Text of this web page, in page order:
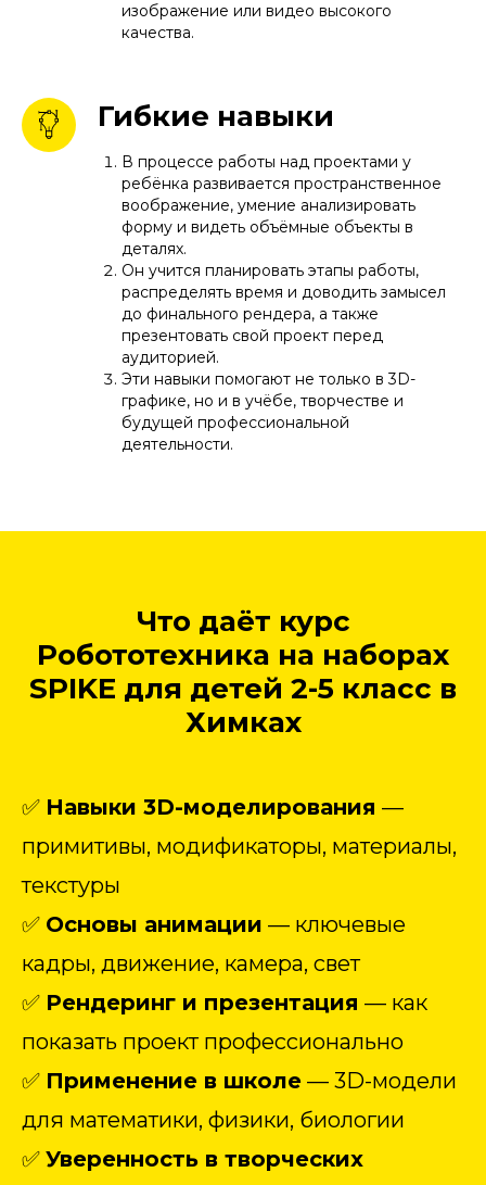
изображение или видео высокого
качества.
Гибкие навыки
В процессе работы над проектами у
ребёнка развивается пространственное
воображение, умение анализировать
форму и видеть объёмные объекты в
деталях.
Он учится планировать этапы работы,
распределять время и доводить замысел
до финального рендера, а также
презентовать свой проект перед
аудиторией.
Эти навыки помогают не только в 3D-
графике, но и в учёбе, творчестве и
будущей профессиональной
деятельности.
Что даёт курс
Робототехника на наборах
SPIKE для детей 2-5 класс в
Химках
✅ Навыки 3D-моделирования —
примитивы, модификаторы, материалы,
текстуры
✅ Основы анимации — ключевые
кадры, движение, камера, свет
✅ Рендеринг и презентация — как
показать проект профессионально
✅ Применение в школе — 3D-модели
для математики, физики, биологии
✅ Уверенность в творческих